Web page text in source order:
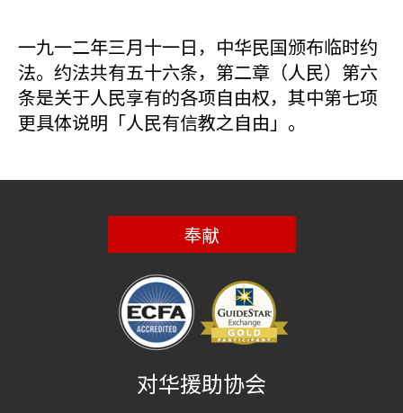
一九一二年三月十一日，中华民国颁布临时约
法。约法共有五十六条，第二章（人民）第六
条是关于人民享有的各项自由权，其中第七项
更具体说明「人民有信教之自由」。
奉献
对华援助协会